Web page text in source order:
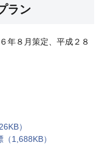
ラン
年８月策定、平成２８
）
1,688KB）